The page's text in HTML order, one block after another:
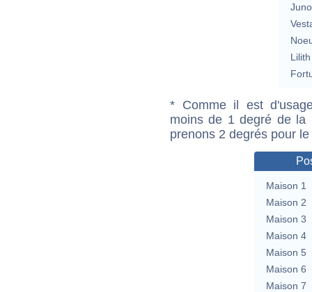
Lilith
* Comme il est
moins de 1 degré de la
prenons 2 degrés pour
Maison 1
Maison 2
Maison 3
Maison 4
Maison 5
Maison 6
Maison 7